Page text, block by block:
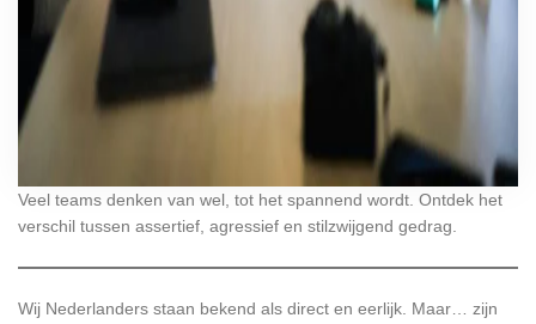
Veel teams denken van wel, tot het spannend wordt. Ontdek het
verschil tussen assertief, agressief en stilzwijgend gedrag.
Wij Nederlanders staan bekend als direct en eerlijk. Maar… zijn